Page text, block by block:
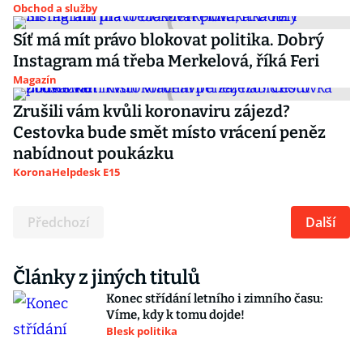
Obchod a služby
Síť má mít právo blokovat politika. Dobrý
Instagram má třeba Merkelová, říká Feri
Magazín
Zrušili vám kvůli koronaviru zájezd?
Cestovka bude smět místo vrácení peněz
nabídnout poukázku
KoronaHelpdesk E15
Předchozí Další
Články z jiných titulů
Konec střídání letního i zimního času:
Víme, kdy k tomu dojde!
Blesk politika